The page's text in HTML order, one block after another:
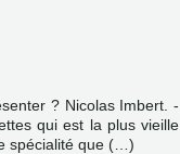
? Nicolas Imbert. -
qui est la plus vieille
spécialité que (…)